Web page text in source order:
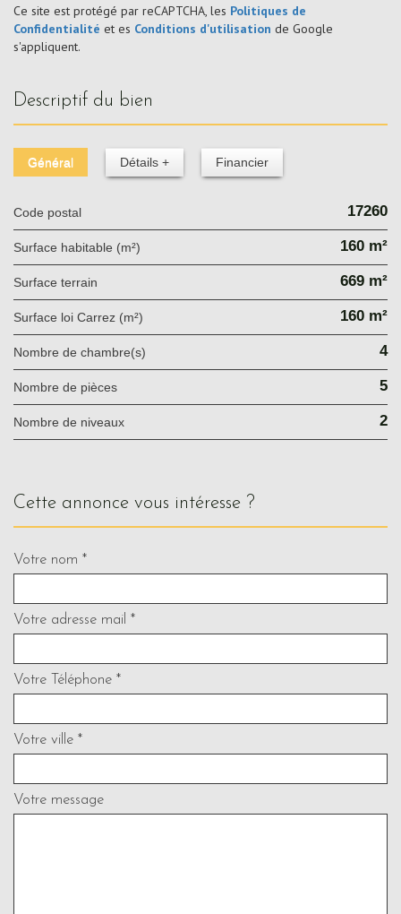
Ce site est protégé par reCAPTCHA, les Politiques de
Confidentialité et es Conditions d'utilisation de Google
s'appliquent.
descriptif du bien
Général Détails + Financier
Code postal 17260
Surface habitable (m²) 160 m²
surface terrain 669 m²
Surface loi Carrez (m²) 160 m²
Nombre de chambre(s) 4
Nombre de pièces 5
Nombre de niveaux 2
cette annonce vous intéresse ?
Votre nom *
Votre adresse mail *
Votre Téléphone *
Votre ville *
Votre message